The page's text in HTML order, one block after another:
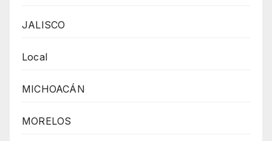
JALISCO
Local
MICHOACÁN
MORELOS